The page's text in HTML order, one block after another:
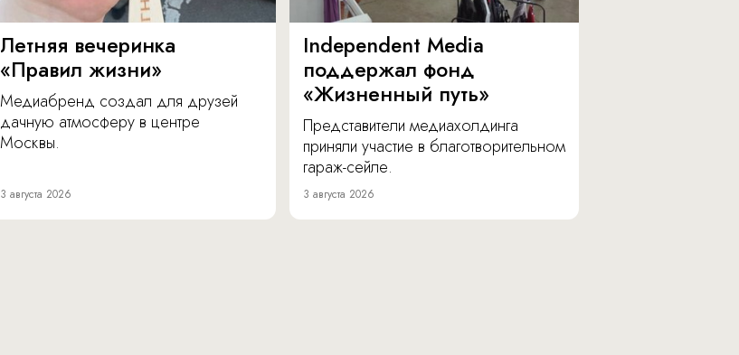
Летняя вечеринка
«Правил жизни»
Медиабренд создал для друзей
дачную атмосферу в центре
Москвы.
3 августа 2026
Independent Media
поддержал фонд
«Жизненный путь»
Представители медиахолдинга
приняли участие в благотворительном
гараж-сейле.
3 августа 2026